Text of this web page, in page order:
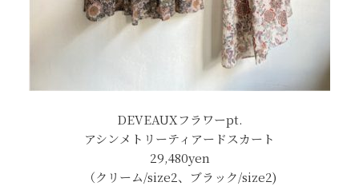
DEVEAUXフラワーpt.
アシンメトリーティアードスカート
29,480yen
（クリーム/size2、ブラック/size2)